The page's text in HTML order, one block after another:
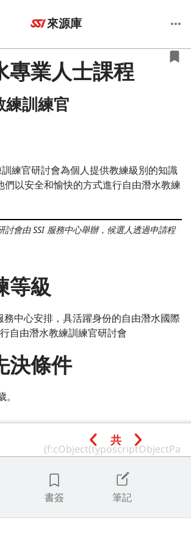
來源庫
專業人士課程
練訓練官
練官研討會為個人提供教練級別的知識
們以安全和愉快的方式進行自由潛水教練
討會由 SSI 服務中心舉辦，候選人透過申請程
等級
務中心安排，具活躍身份的自由潛水國際
自由潛水教練訓練官研討會
決條件
水國際培訓總監提交書面申請，以供批
(不接受來自其他認可教育機構的同等級
共
書簽 筆記